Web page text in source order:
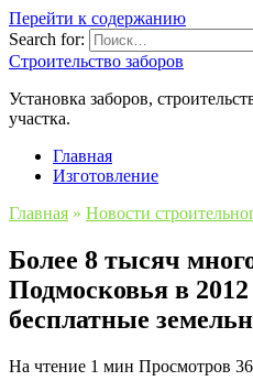
Перейти к содержанию
Search for:
Строительство заборов
Установка заборов,
участка.
Главная
Изготовление
Главная » Новости
Более 8 тысяч
Подмосковья в 2012
бесплатные
На чтение 1 мин Просмотров